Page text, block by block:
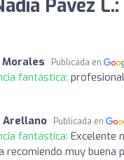
Pavez
Morales Publicada en
fantástica:
Arellano Publicada en
fantástica: Excelente
recomiendo muy buena